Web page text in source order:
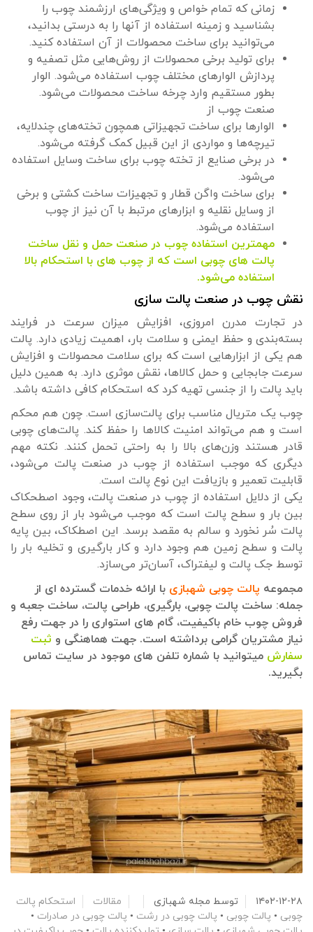
زمانی که تمام خواص و ویژگی‌های ارزشمند چوب را
بشناسید و زمینه استفاده از آنها را به درستی بدانید،
می‌توانید برای ساخت محصولات از آن استفاده کنید.
برای تولید برخی محصولات از روش‌هایی مثل تصفیه و
پردازش الوارهای مختلف چوب استفاده می‌شود. الوار
بطور مستقیم وارد چرخه ساخت محصولات می‌شود.
صنعت چوب از
الوارها برای ساخت تجهیزاتی همچون تخته‌های چندلایه،
تیرچه‌ها و مواردی از این قبیل کمک گرفته می‌شود.
در برخی صنایع از تخته چوب برای ساخت وسایل استفاده
می‌شود.
برای ساخت واگن قطار و تجهیزات ساخت کشتی و برخی
از وسایل نقلیه و ابزارهای مرتبط با آن نیز از چوب
استفاده می‌شود.
مهمترین استفاده چوب در صنعت حمل و نقل ساخت
پالت های چوبی است که از چوب های با استحکام بالا
استفاده می‌شود.
نقش چوب در صنعت پالت سازی
در تجارت مدرن امروزی، افزایش میزان سرعت در فرایند
بسته‌بندی و حفظ ایمنی و سلامت بار، اهمیت زیادی دارد. پالت
هم یکی از ابزارهایی است که برای سلامت محصولات و افزایش
سرعت جابجایی و حمل کالاها، نقش موثری دارد. به همین دلیل
باید پالت را از جنسی تهیه کرد که استحکام کافی داشته باشد.
چوب یک متریال مناسب برای پالت‌سازی است. چون هم محکم
است و هم می‌تواند امنیت کالاها را حفظ کند. پالت‌های چوبی
قادر هستند وزن‌های بالا را به راحتی تحمل کنند. نکته مهم
دیگری که موجب استفاده از چوب در صنعت پالت می‌شود،
قابلیت تعمیر و بازیافت این نوع پالت است.
یکی از دلایل استفاده از چوب در صنعت پالت، وجود اصطحکاک
بین بار و سطح پالت است که موجب می‌شود بار از روی سطح
پالت سُر نخورد و سالم به مقصد برسد. این اصطکاک، بین پایه
پالت و سطح زمین هم وجود دارد و کار بارگیری و تخلیه بار را
توسط جک پالت و لیفتراک، آسان‌تر می‌سازد.
مجموعه پالت چوبی شهبازی با ارائه خدمات گسترده ای از
جمله: ساخت پالت چوبی، بارگیری، طراحی پالت، ساخت جعبه و
فروش چوب خام باکیفیت، گام های استواری را در جهت رفع
نیاز مشتریان گرامی برداشته است. جهت هماهنگی و ثبت
سفارش میتوانید با شماره تلفن های موجود در سایت تماس
بگیرید.
۱۴۰۲-۱۲-۲۸ توسط مجله شهبازی مقالات
استحکام پالت
چوبی • پالت چوبی • پالت چوبی در رشت • پالت چوبی در صادرات •